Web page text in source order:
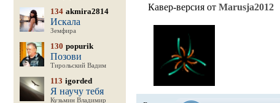
134 akmira2814
Искала
Земфира
130 popurik
Позови
Тирольский Вадим
113 igorded
Я научу тебя
Кузьмин Владимир
Кавер-версия от Marusja2012